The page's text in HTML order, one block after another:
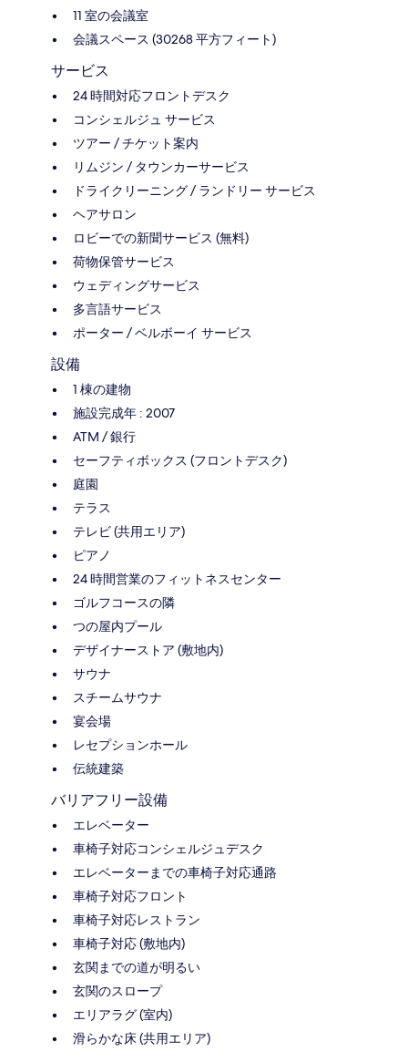
11 室の会議室
会議スペース (30268 平方フィート)
サービス
24 時間対応フロントデスク
コンシェルジュ サービス
ツアー / チケット案内
リムジン / タウンカーサービス
ドライクリーニング / ランドリー サービス
ヘアサロン
ロビーでの新聞サービス (無料)
荷物保管サービス
ウェディングサービス
多言語サービス
ポーター / ベルボーイ サービス
設備
1 棟の建物
施設完成年 : 2007
ATM / 銀行
セーフティボックス (フロントデスク)
庭園
テラス
テレビ (共用エリア)
ピアノ
24 時間営業のフィットネスセンター
ゴルフコースの隣
つの屋内プール
デザイナーストア (敷地内)
サウナ
スチームサウナ
宴会場
レセプションホール
伝統建築
バリアフリー設備
エレベーター
車椅子対応コンシェルジュデスク
エレベーターまでの車椅子対応通路
車椅子対応フロント
車椅子対応レストラン
車椅子対応 (敷地内)
玄関までの道が明るい
玄関のスロープ
エリアラグ (室内)
滑らかな床 (共用エリア)